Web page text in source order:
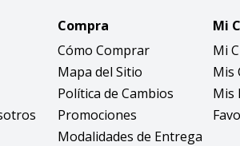
Compra
Cómo Comprar
Mapa del Sitio
Política de Cambios
Promociones
Modalidades de Entrega
Mi
Mi
Mis
Mis